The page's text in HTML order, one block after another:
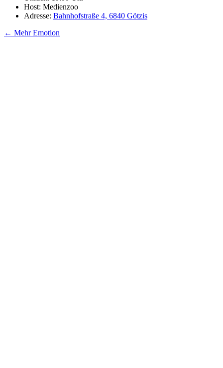
Host: Medienzoo
Adresse: Bahnhofstraße 4, 6840 Götzis
← Mehr Emotion